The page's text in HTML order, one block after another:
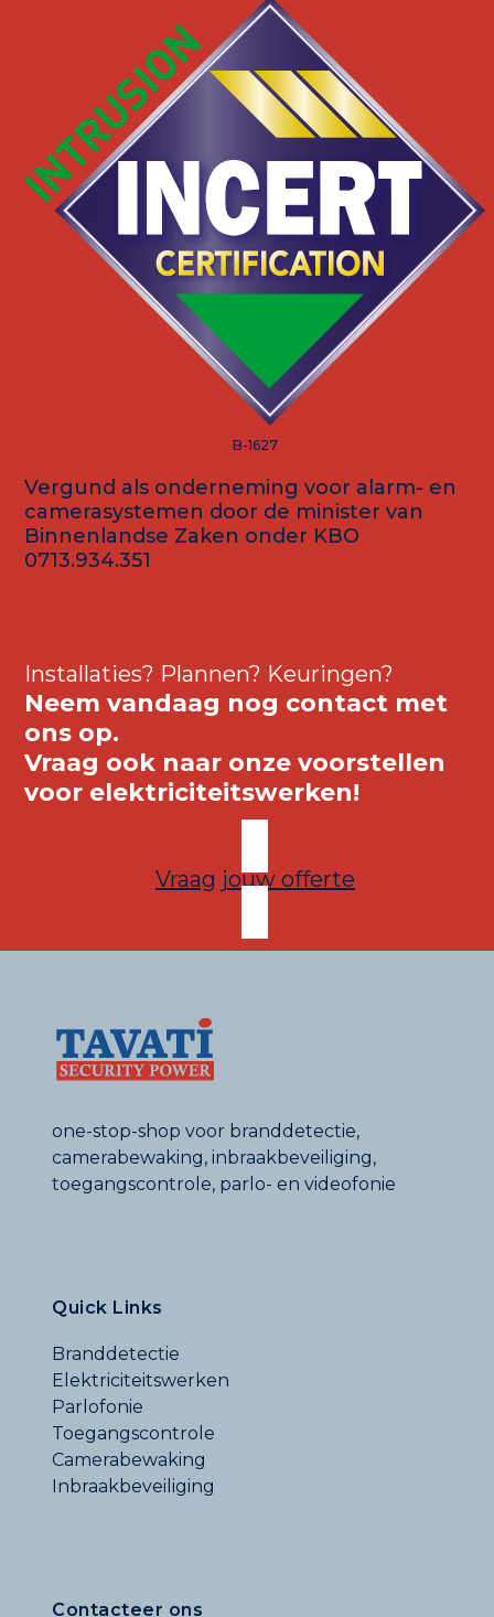
B-1627
Vergund als onderneming voor alarm- en
camerasystemen door de minister van
Binnenlandse Zaken onder KBO
0713.934.351
Installaties? Plannen? Keuringen?
Neem vandaag nog contact met
ons op.
Vraag ook naar onze voorstellen
voor elektriciteitswerken!
Vraag jouw offerte
one-stop-shop voor branddetectie,
camerabewaking, inbraakbeveiliging,
toegangscontrole, parlo- en videofonie
Quick Links
Branddetectie
Elektriciteitswerken
Parlofonie
Toegangscontrole
Camerabewaking
Inbraakbeveiliging
Contacteer ons